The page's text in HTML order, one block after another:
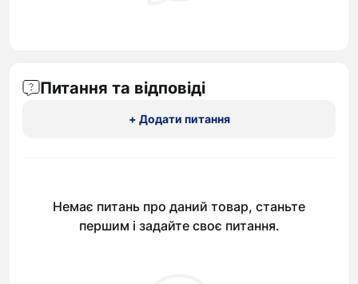
Питання та відповіді
+ Додати питання
Немає питань про даний товар, станьте
першим і задайте своє питання.